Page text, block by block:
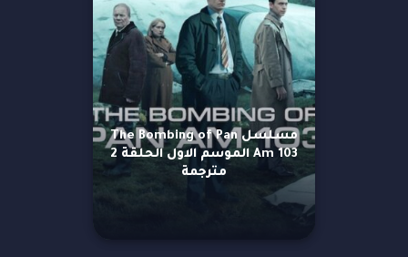
مسلسل The Bombing of Pan
Am 103 الموسم الاول الحلقة 2
مترجمة